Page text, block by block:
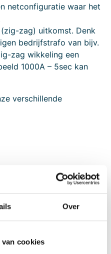
Over
cookies
netconfiguratie waar het
(zig-zag) uitkomst. Denk
bedrijfstrafo van bijv.
zag wikkeling een
1000A – 5sec kan
verschillende